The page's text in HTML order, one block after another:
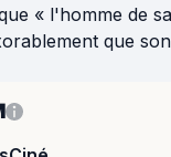
« l'homme de
que